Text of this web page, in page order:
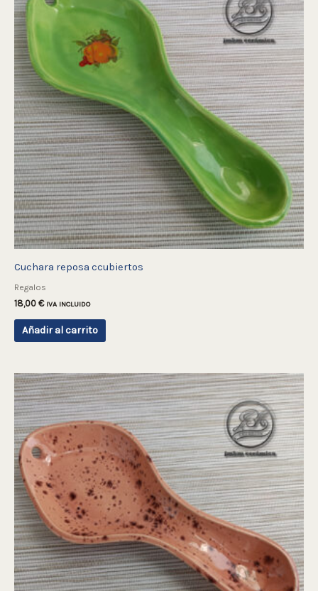
Cuchara reposa ccubiertos
Regalos
18,00 € IVA INCLUIDO
Añadir al carrito